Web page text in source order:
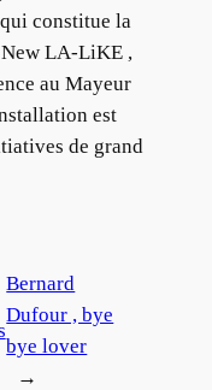
constitue la
LA-LiKE ,
au Mayeur
est
de grand
Bernard
Dufour , bye
bye lover
→